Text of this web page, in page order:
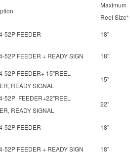
Maximum
Reel Size*
52P FEEDER 18"
52P FEEDER + READY SIGN 18"
52P FEEDER+ 15"REEL
READY SIGNAL
15"
52P FEEDER+22"REEL
READY SIGNAL
22"
52P FEEDER 18"
52P FEEDER + READY SIGN 18"